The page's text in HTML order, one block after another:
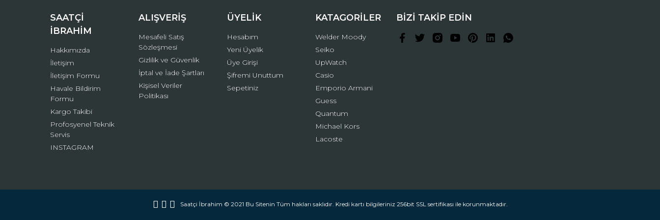
Bu ürüne benzer farklı alternatifler olmalı.
Gönder
SAATÇİ
İBRAHİM
Hakkımızda
İletişim
İletişim Formu
Havale Bildirim
Formu
Kargo Takibi
Profosyenel Teknik
Servis
INSTAGRAM
ALIŞVERİŞ
Mesafeli Satış
Sözleşmesi
Gizlilik ve Güvenlik
İptal ve İade Şartları
Kişisel Veriler
Politikası
ÜYELİK
Hesabım
Yeni Üyelik
Üye Girişi
Şifremi Unuttum
Sepetiniz
KATAGORİLER
Welder Moody
Seiko
UpWatch
Casio
Emporio Armani
Guess
Quantum
Michael Kors
Lacoste
BİZİ TAKİP EDİN
Saatçi İbrahim © 2021 Bu Sitenin Tüm hakları saklıdır. Kredi kartı bilgileriniz 256bit SSL sertifikası ile korunmaktadır.